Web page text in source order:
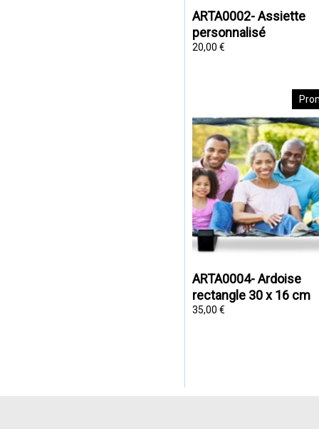
ARTA0002- Assiette
personnalisé
20,00 €
ARTA0004- Ardoise
rectangle 30 x 16 cm
35,00 €